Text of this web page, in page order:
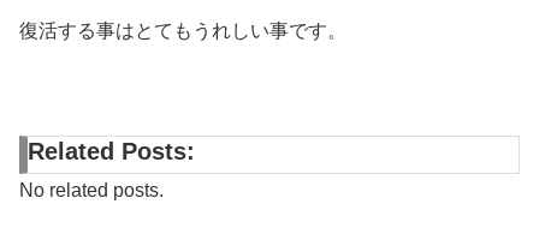
復活する事はとてもうれしい事です。
Related Posts:
No related posts.